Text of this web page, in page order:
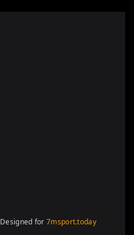
Designed for7msport.today